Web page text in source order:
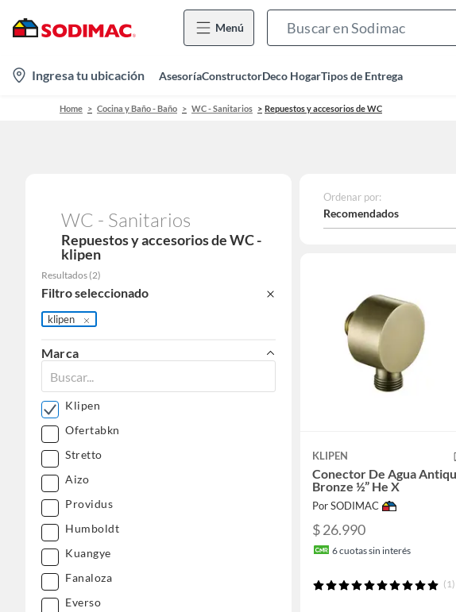
Menú
location-
icon
Ingresa tu ubicación AsesoríaConstructorDeco HogarTipos de Entrega
Home Cocina y Baño - Baño WC - Sanitarios Repuestos y accesorios de WC
WC - Sanitarios
Repuestos y accesorios de WC -
klipen
Resultados (2)
Filtro seleccionado
klipen
Marca
Klipen
Ofertabkn
Stretto
Aizo
Providus
Humboldt
Kuangye
Fanaloza
Everso
Ordenar por:
Recomendados
KLIPEN
Conector De Agua
Bronze ½” He X
Por SODIMAC
$ 26.990
6cuotas sin interés
(1)